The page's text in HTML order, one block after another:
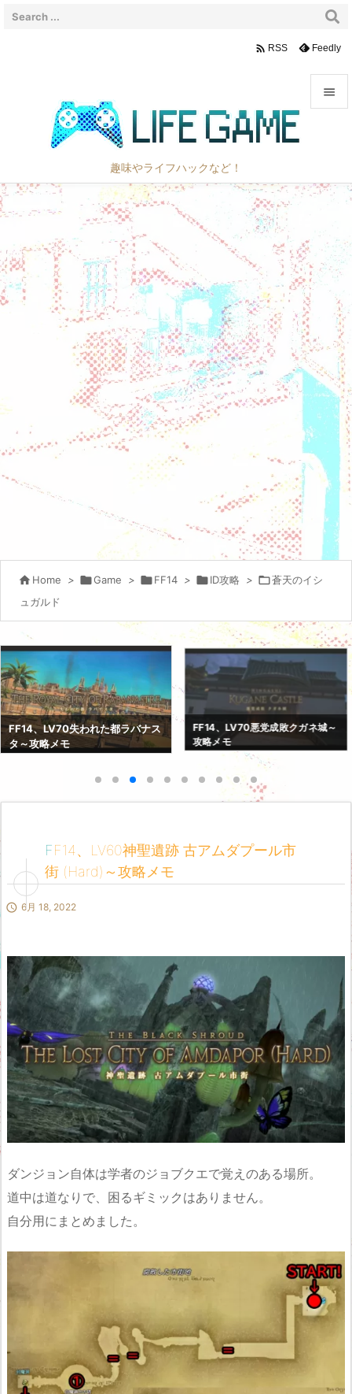
趣味やライフハックなど！

サイド

次へ

検索
 RSS Feedly
 Home > Game > FF14 > ID攻略 > 蒼天のイシ
ュガルド
FF14、LV70悪党成敗クガネ城～
攻略メモ
FF14、LV70紅蓮決戦アラミゴ～
攻略メモ
FF14、LV60神聖遺跡 古アムダプール市
街 (Hard)～攻略メモ
 6月 18, 2022
ダンジョン自体は学者のジョブクエで覚えのある場所。
道中は道なりで、困るギミックはありません。
自分用にまとめました。